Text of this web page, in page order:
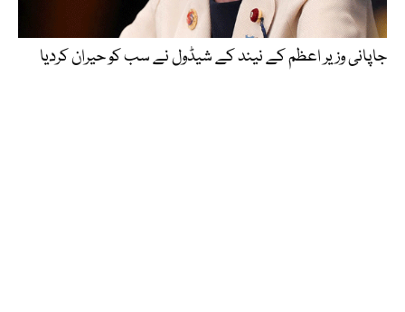
جاپانی وزیر اعظم کے نیند کے شیڈول نے سب کو حیران کردیا